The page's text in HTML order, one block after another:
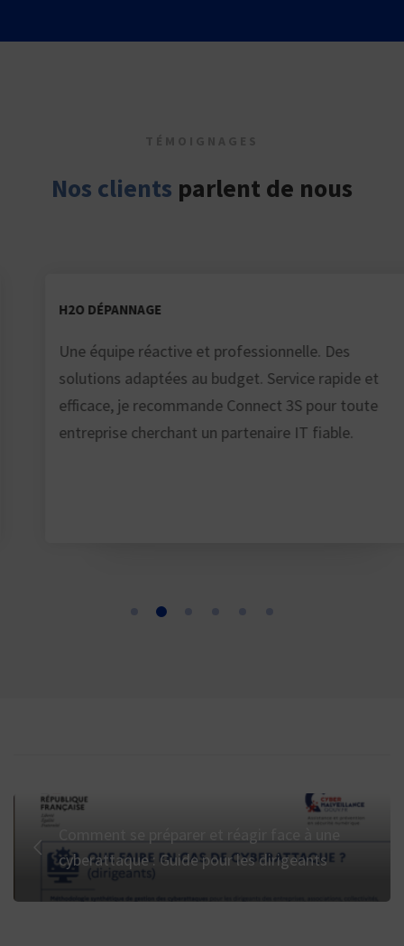
Nos clients parlent de nous
H2O DÉPANNAGE
Une équipe réactive et professionnelle. Des
solutions adaptées au budget. Service rapide et
efficace, je recommande Connect 3S pour toute
entreprise cherchant un partenaire IT fiable.
cyberattaque : Guide pour les dirigeants